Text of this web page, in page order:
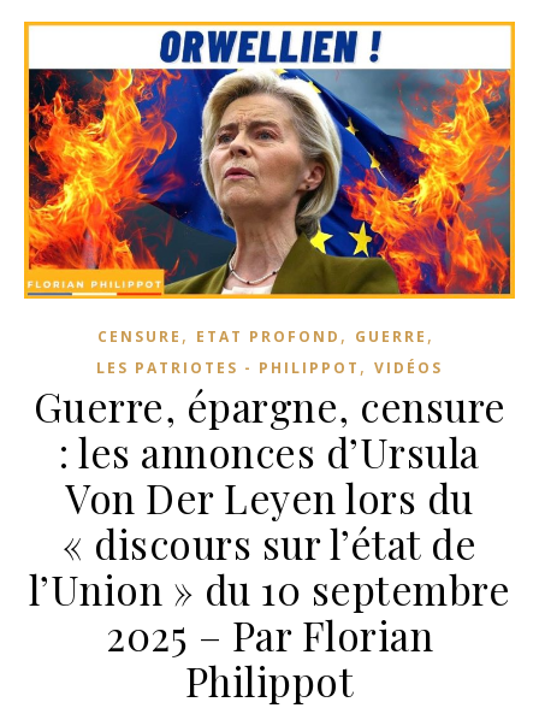
CENSURE , ETAT PROFOND , GUERRE ,
LES PATRIOTES - PHILIPPOT , VIDÉOS
Guerre, épargne, censure
: les annonces d’Ursula
Von Der Leyen lors du
« discours sur l’état de
l’Union » du 10 septembre
2025 – Par Florian
Philippot